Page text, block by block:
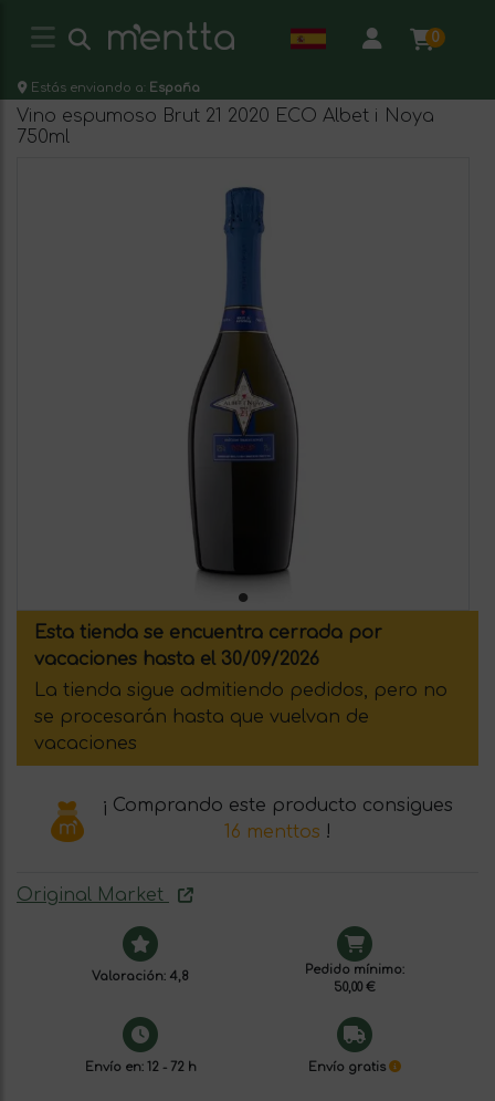
0
Estás enviando a: España
Vino espumoso Brut 21 2020 ECO Albet i Noya
750ml
Esta tienda se encuentra cerrada por
vacaciones hasta el 30/09/2026
La tienda sigue admitiendo pedidos, pero no
se procesarán hasta que vuelvan de
vacaciones
¡ Comprando este producto consigues
16 menttos !
Original Market
Valoración: 4,8
Pedido mínimo:
50,00 €
Envío en: 12 - 72 h Envío gratis